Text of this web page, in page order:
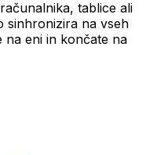
tablice ali
sinhronizira na vseh
na eni in končate na